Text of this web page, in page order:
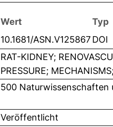
Wert
Typ
10.1681/ASN.V125867DOI
RAT-KIDNEY;
PRESSURE;
500 Naturwissenschaften
Veröffentlicht